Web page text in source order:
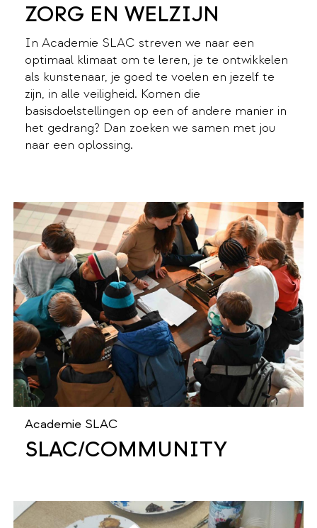
ZORG EN WELZIJN
In Academie SLAC streven we naar een
optimaal klimaat om te leren, je te ontwikkelen
als kunstenaar, je goed te voelen en jezelf te
zijn, in alle veiligheid. Komen die
basisdoelstellingen op een of andere manier in
het gedrang? Dan zoeken we samen met jou
naar een oplossing.
Academie SLAC
SLAC/COMMUNITY